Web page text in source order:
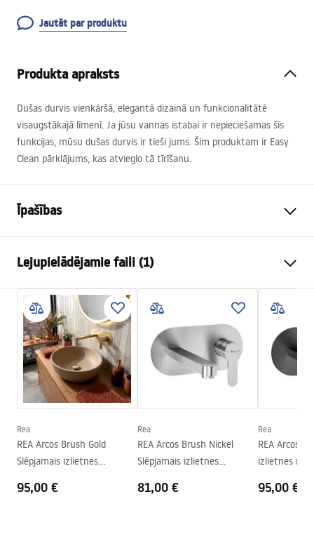
Jautāt par produktu
Produkta apraksts
Dušas durvis vienkāršā, elegantā dizainā un funkcionalitātē
visaugstākajā līmenī. Ja jūsu vannas istabai ir nepieciešamas šīs
funkcijas, mūsu dušas durvis ir tieši jums. Šim produktam ir Easy
Clean pārklājums, kas atvieglo tā tīrīšanu.
Īpašības
Durvju izmērs
Durvju virziens
Universal
Stikla biezums
6 mm
Dušas durvju augstums
200
Ieejas platums
50 cm
Profila materiāls
Roktura materiāls
Atvēršanas virziens
Easy Clean pārklājums
Jā, vienā loga pusē
Profilu pielāgošana
2 cm
Lejupielādējamie faili (1)
Manual
Instrukcja Drzwi Montana.pdf
Rea
REA Arcos Brush Gold
Slēpjamais izlietnes
95,00 €
Rea
REA Arcos Brush Nickel
Slēpjamais izlietnes
81,00 €
Rea
REA Arcos
izlietnes
95,00 €